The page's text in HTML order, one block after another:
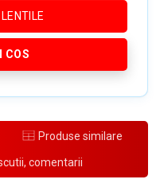
COS
Produse similare
comentarii